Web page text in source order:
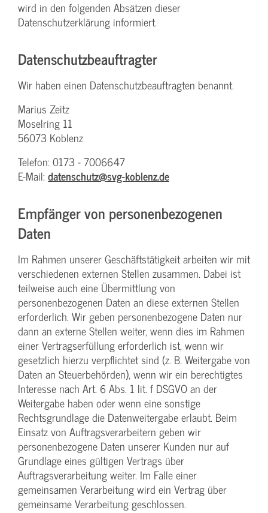
wird in den folgenden Absätzen dieser
Datenschutzerklärung informiert.
Datenschutz­beauftragter
Wir haben einen Datenschutzbeauftragten benannt.
Marius Zeitz
Moselring 11
56073 Koblenz
Telefon: 0173 - 7006647
E-Mail: datenschutz@svg-koblenz.de
Empfänger von personenbezogenen
Daten
Im Rahmen unserer Geschäftstätigkeit arbeiten wir mit
verschiedenen externen Stellen zusammen. Dabei ist
teilweise auch eine Übermittlung von
personenbezogenen Daten an diese externen Stellen
erforderlich. Wir geben personenbezogene Daten nur
dann an externe Stellen weiter, wenn dies im Rahmen
einer Vertragserfüllung erforderlich ist, wenn wir
gesetzlich hierzu verpflichtet sind (z. B. Weitergabe von
Daten an Steuerbehörden), wenn wir ein berechtigtes
Interesse nach Art. 6 Abs. 1 lit. f DSGVO an der
Weitergabe haben oder wenn eine sonstige
Rechtsgrundlage die Datenweitergabe erlaubt. Beim
Einsatz von Auftragsverarbeitern geben wir
personenbezogene Daten unserer Kunden nur auf
Grundlage eines gültigen Vertrags über
Auftragsverarbeitung weiter. Im Falle einer
gemeinsamen Verarbeitung wird ein Vertrag über
gemeinsame Verarbeitung geschlossen.